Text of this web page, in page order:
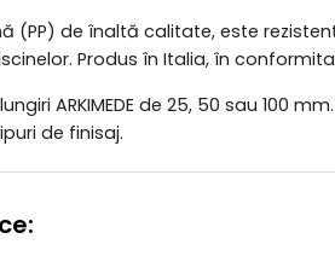
(PP) de înaltă calitate, este
Produs în Italia, în
ARKIMEDE de 25, 50 sau 100
de finisaj.